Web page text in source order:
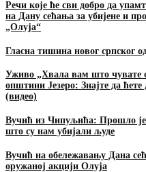
Речи које ће сви добро да
на Дану сећања за убијене и
„Олуја“
Гласна тишина новог српског
Уживо „Хвала вам што чувате
општини Језеро: Знајте да
(видео)
Вучић из Чипуљића: Прошло
што су нам убијали људе
Вучић на обележавању Дана
оружаној акцији Олуја